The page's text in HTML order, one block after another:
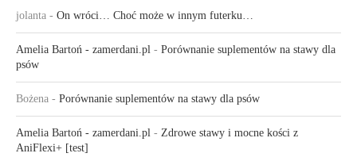
jolanta - On wróci… Choć może w innym futerku…
Amelia Bartoń - zamerdani.pl - Porównanie suplementów na stawy dla
psów
Bożena - Porównanie suplementów na stawy dla psów
Amelia Bartoń - zamerdani.pl - Zdrowe stawy i mocne kości z
AniFlexi+ [test]